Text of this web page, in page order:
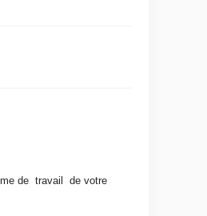
de travail de votre